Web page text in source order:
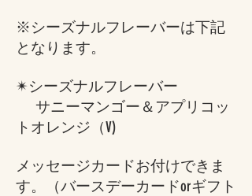
※シーズナルフレーバーは下記
となります。
✴︎シーズナルフレーバー
サニーマンゴー＆アプリコッ
トオレンジ（V)
メッセージカード​お付けできま
す。（バースデーカードorギフト